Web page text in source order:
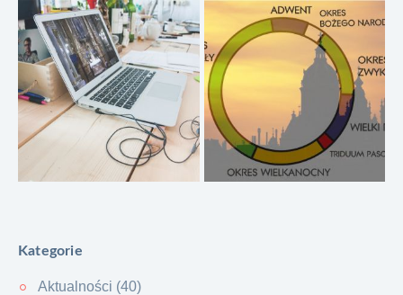
Kategorie
Aktualności (40)